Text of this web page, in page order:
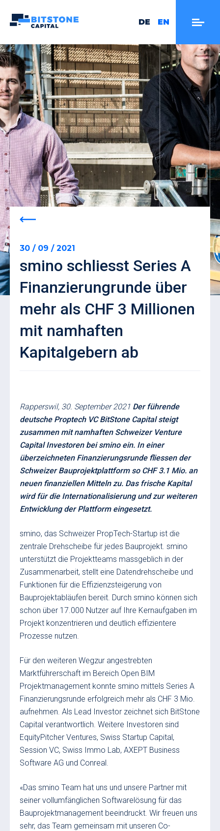
DE EN
30 / 09 / 2021
smino schliesst Series A
Finanzierungrunde über
mehr als CHF 3 Millionen
mit namhaften
Kapitalgebern ab
Rapperswil, 30. September 2021 Der führende
deutsche Proptech VC BitStone Capital steigt
zusammen mit namhaften Schweizer Venture
Capital Investoren bei smino ein. In einer
überzeichneten Finanzierungsrunde fliessen der
Schweizer Bauprojektplattform so CHF 3.1 Mio. an
neuen finanziellen Mitteln zu. Das frische Kapital
wird für die Internationalisierung und zur weiteren
Entwicklung der Plattform eingesetzt.
smino, das Schweizer PropTech-Startup ist die
zentrale Drehscheibe für jedes Bauprojekt. smino
unterstützt die Projektteams massgeblich in der
Zusammenarbeit, stellt eine Datendrehscheibe und
Funktionen für die Effizienzsteigerung von
Bauprojektabläufen bereit. Durch smino können sich
schon über 17.000 Nutzer auf Ihre Kernaufgaben im
Projekt konzentrieren und deutlich effizientere
Prozesse nutzen.
Für den weiteren Wegzur angestrebten
Marktführerschaft im Bereich Open BIM
Projektmanagement konnte smino mittels Series A
Finanzierungsrunde erfolgreich mehr als CHF 3 Mio.
aufnehmen. Als Lead Investor zeichnet sich BitStone
Capital verantwortlich. Weitere Investoren sind
EquityPitcher Ventures, Swiss Startup Capital,
Session VC, Swiss Immo Lab, AXEPT Business
Software AG und Conreal.
«Das smino Team hat uns und unsere Partner mit
seiner vollumfänglichen Softwarelösung für das
Bauprojektmanagement beeindruckt. Wir freuen uns
sehr, das Team gemeinsam mit unseren Co-